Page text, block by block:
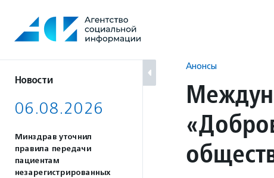
содержанию
Новости
06.08.2026
Минздрав уточнил
правила передачи
пациентам
незарегистрированных
Анонсы